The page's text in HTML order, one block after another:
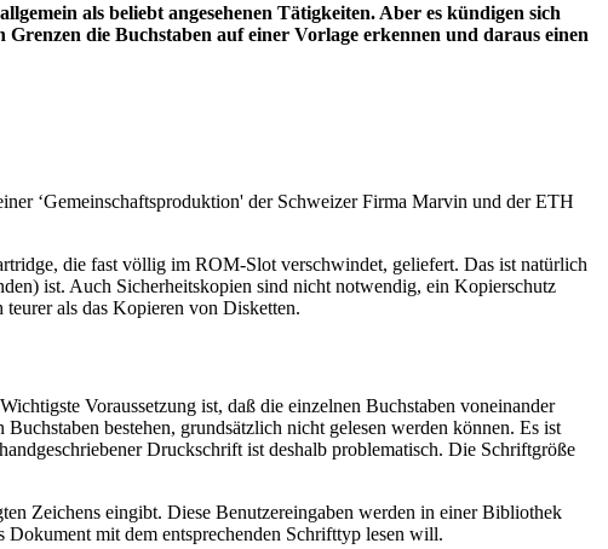
als beliebt angesehenen Tätigkeiten. Aber es kündigen sich
die Buchstaben auf einer Vorlage erkennen und daraus einen
‘Gemeinschaftsproduktion' der Schweizer Firma Marvin und der ETH
die fast völlig im ROM-Slot verschwindet, geliefert. Das ist natürlich
ist. Auch Sicherheitskopien sind nicht notwendig, ein Kopierschutz
als das Kopieren von Disketten.
Voraussetzung ist, daß die einzelnen Buchstaben voneinander
bestehen, grundsätzlich nicht gelesen werden können. Es ist
Druckschrift ist deshalb problematisch. Die Schriftgröße
Zeichens eingibt. Diese Benutzereingaben werden in einer Bibliothek
Dokument mit dem entsprechenden Schrifttyp lesen will.